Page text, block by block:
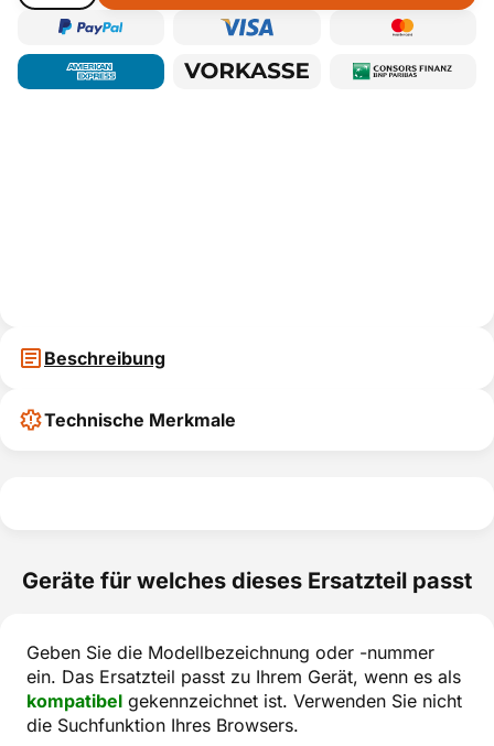
Beschreibung
Technische Merkmale
Geräte für welches dieses Ersatzteil passt
Geben Sie die Modellbezeichnung oder -nummer
ein. Das Ersatzteil passt zu Ihrem Gerät, wenn es als
kompatibel gekennzeichnet ist. Verwenden Sie nicht
die Suchfunktion Ihres Browsers.